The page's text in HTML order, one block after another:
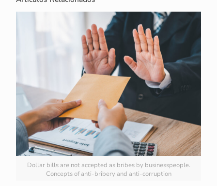
Dollar bills are not accepted as bribes by businesspeople.
Concepts of anti-bribery and anti-corruption